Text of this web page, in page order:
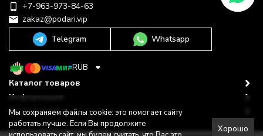
+7-963-973-84-63
zakaz@podari.vip
Telegram
Whatsapp
RUB
Каталог товаров
Информация
Покупателю
Политика персональных данных
© 2009-2026 ООО "Подари"
Мы сохраняем файлы cookie: это помогает сайту
работать лучше. Если Вы продолжите
Хорошо